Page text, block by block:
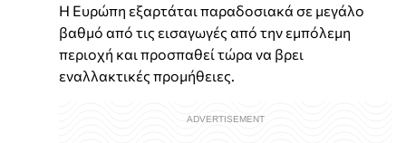
Η Ευρώπη εξαρτάται παραδοσιακά σε μεγάλο
βαθμό από τις εισαγωγές από την εμπόλεμη
περιοχή και προσπαθεί τώρα να βρει
εναλλακτικές προμήθειες.